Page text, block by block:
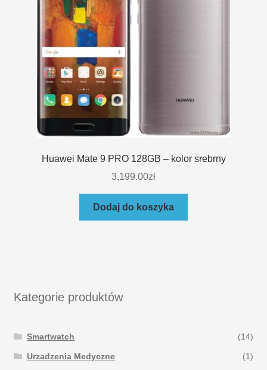
Huawei Mate 9 PRO 128GB – kolor srebrny
3,199.00zł
Dodaj do koszyka
Kategorie produktów
Smartwatch (14)
Urzadzenia Medyczne (1)